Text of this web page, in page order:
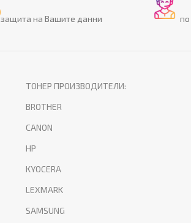
защита на Вашите данни по
ТОНЕР ПРОИЗВОДИТЕЛИ:
BROTHER
CANON
HP
KYOCERA
LEXMARK
SAMSUNG